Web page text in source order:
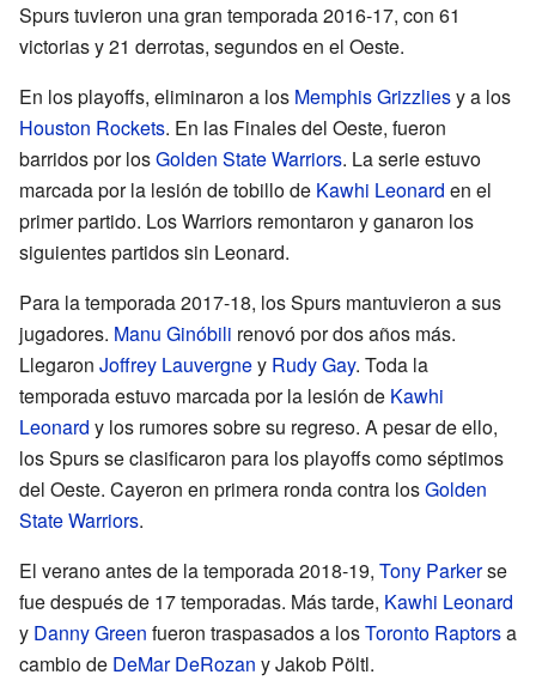
Spurs tuvieron una gran temporada 2016-17, con 61
victorias y 21 derrotas, segundos en el Oeste.
En los playoffs, eliminaron a los Memphis Grizzliesy a los
Houston Rockets. En las Finales del Oeste, fueron
barridos por losGolden State Warriors. La serie estuvo
marcada por la lesión de tobillo de Kawhi Leonard en el
primer partido. Los Warriors remontaron y ganaron los
siguientes partidos sin Leonard.
Para la temporada 2017-18, los Spurs mantuvieron a sus
jugadores. Manu Ginóbili renovó por dos años más.
Llegaron Joffrey Lauvergney Rudy Gay. Toda la
temporada estuvo marcada por la lesión de Kawhi
Leonard y los rumores sobre su regreso. A pesar de ello,
los Spurs se clasificaron para los playoffs como séptimos
del Oeste. Cayeron en primera ronda contra losGolden
State Warriors.
El verano antes de la temporada 2018-19, Tony Parkerse
fue después de 17 temporadas. Más tarde, Kawhi Leonard
y Danny Green fueron traspasados a losToronto Raptorsa
cambio de DeMar DeRozan y Jakob Pöltl.